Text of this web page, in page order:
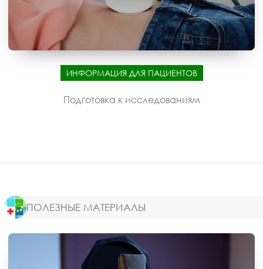
ИНФОРМАЦИЯ ДЛЯ ПАЦИЕНТОВ
Подготовка к исследованиям
ПОЛЕЗНЫЕ МАТЕРИАЛЫ